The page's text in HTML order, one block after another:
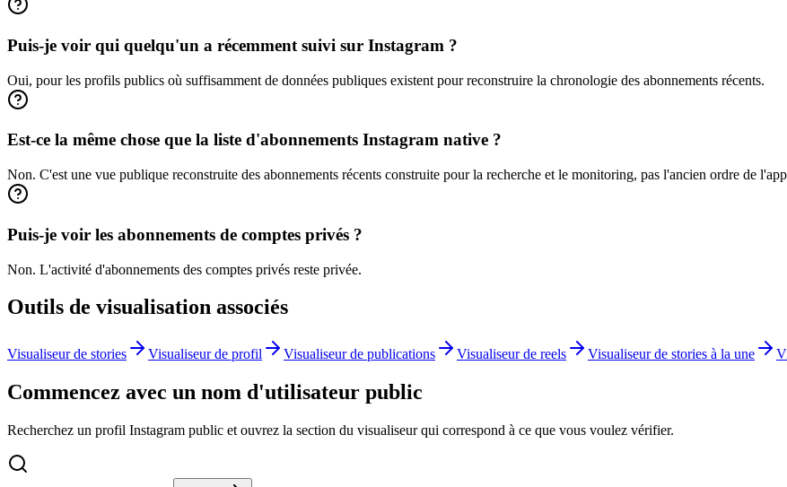
Puis-je voir qui quelqu'un a récemment suivi sur Instagram ?
Oui, pour les profils publics où suffisamment de données publiques existent pour reconstruire la chronologie des abonnements récents.
Est-ce la même chose que la liste d'abonnements Instagram native ?
Non. C'est une vue publique reconstruite des abonnements récents construite pour la recherche et le monitoring, pas l'ancien ordre de
Puis-je voir les abonnements de comptes privés ?
Non. L'activité d'abonnements des comptes privés reste privée.
Outils de visualisation associés
Visualiseur de stories Visualiseur de profil Visualiseur de publications Visualiseur de reels Visualiseur de stories à la une
Commencez avec un nom d'utilisateur public
Recherchez un profil Instagram public et ouvrez la section du visualiseur qui correspond à ce que vous voulez vérifier.